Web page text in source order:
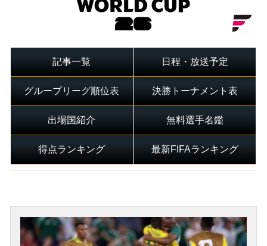
記事一覧 日程・放送予定
グループリーグ順位表 決勝トーナメント表
出場国紹介 無料選手名鑑
得点ランキング 最新FIFAランキング